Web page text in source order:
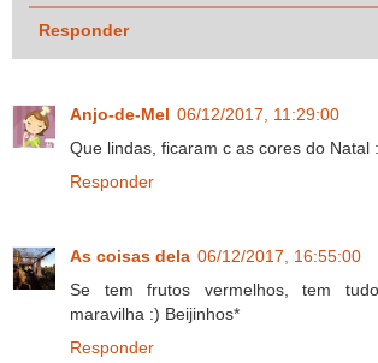
Responder
Anjo-de-Mel 06/12/2017, 11:29:00
Que lindas, ficaram c as cores do Natal
Responder
As coisas dela 06/12/2017, 16:55:00
Se tem frutos vermelhos, tem
maravilha :) Beijinhos*
Responder